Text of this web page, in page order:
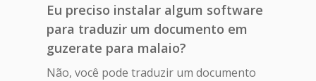
Eu preciso instalar algum software
para traduzir um documento em
guzerate para malaio?
Não, você pode traduzir um documento